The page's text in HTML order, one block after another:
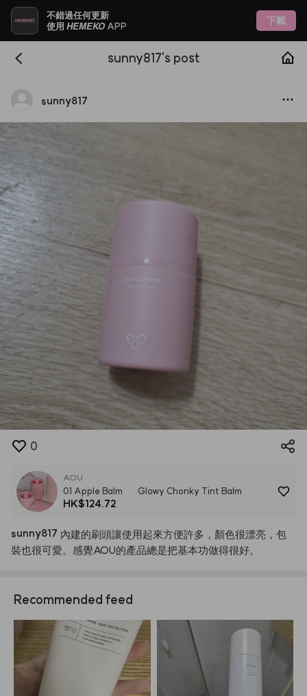
不錯過任何更新
使用 HEMEKO APP 下載
sunny817's post
sunny817
0
AOU
01 Apple Balm Glowy Chonky Tint Balm
HK$124.72
sunny817 內建的刷頭讓使用起來方便許多，顏色很漂亮，包
裝也很可愛。感覺AOU的產品總是把基本功做得很好。
Recommended feed